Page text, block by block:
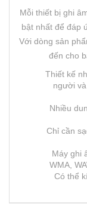
Mỗi thiết bị ghi
bật nhất để đáp
Với dòng sản
đến cho
Thiết kế
người
Nhiều
Chỉ cần
Máy ghi
WMA,
Có thể